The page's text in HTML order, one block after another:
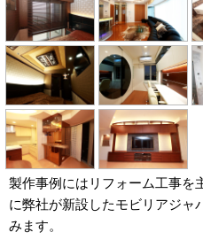
製作事例にはリフォーム工事を
に弊社が新設したモビリアジャ
みます。